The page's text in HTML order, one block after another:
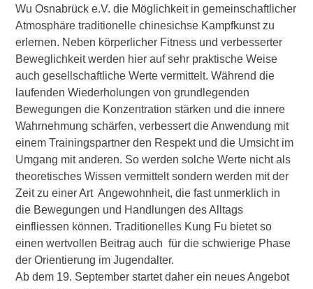
Wu Osnabrück e.V. die Möglichkeit in gemeinschaftlicher
Atmosphäre traditionelle chinesichse Kampfkunst zu
erlernen. Neben körperlicher Fitness und verbesserter
Beweglichkeit werden hier auf sehr praktische Weise
auch gesellschaftliche Werte vermittelt. Während die
laufenden Wiederholungen von grundlegenden
Bewegungen die Konzentration stärken und die innere
Wahrnehmung schärfen, verbessert die Anwendung mit
einem Trainingspartner den Respekt und die Umsicht im
Umgang mit anderen. So werden solche Werte nicht als
theoretisches Wissen vermittelt sondern werden mit der
Zeit zu einer Art Angewohnheit, die fast unmerklich in
die Bewegungen und Handlungen des Alltags
einfliessen können. Traditionelles Kung Fu bietet so
einen wertvollen Beitrag auch für die schwierige Phase
der Orientierung im Jugendalter.
Ab dem 19. September startet daher ein neues Angebot